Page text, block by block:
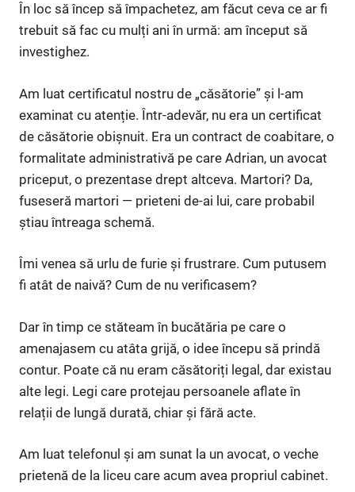
În loc să încep să împachetez, am făcut ceva ce ar fi
trebuit să fac cu mulți ani în urmă: am început să
investighez.
Am luat certificatul nostru de „căsătorie” și l-am
examinat cu atenție. Într-adevăr, nu era un certificat
de căsătorie obișnuit. Era un contract de coabitare, o
formalitate administrativă pe care Adrian, un avocat
priceput, o prezentase drept altceva. Martori? Da,
fuseseră martori — prieteni de-ai lui, care probabil
știau întreaga schemă.
Îmi venea să urlu de furie și frustrare. Cum putusem
fi atât de naivă? Cum de nu verificasem?
Dar în timp ce stăteam în bucătăria pe care o
amenajasem cu atâta grijă, o idee începu să prindă
contur. Poate că nu eram căsătoriți legal, dar existau
alte legi. Legi care protejau persoanele aflate în
relații de lungă durată, chiar și fără acte.
Am luat telefonul și am sunat la un avocat, o veche
prietenă de la liceu care acum avea propriul cabinet.